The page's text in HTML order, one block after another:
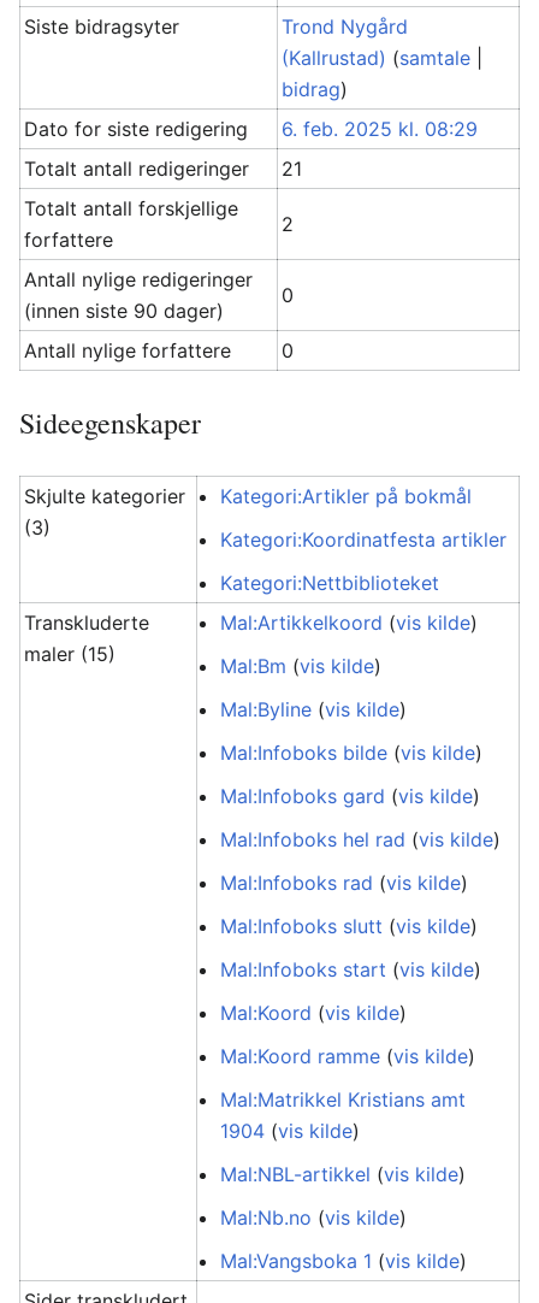
Siste bidragsyter
Trond Nygård
(Kallrustad) (samtale
bidrag)
Dato for siste redigering
6. feb. 2025 kl. 08:29
Totalt antall redigeringer
21
Totalt antall forskjellige
forfattere
2
Antall nylige redigeringer
(innen siste 90 dager)
0
Antall nylige forfattere 0
Sideegenskaper
Skjulte kategorier
(3)
Kategori:Artikler på bokmål
Kategori:Koordinatfesta artikler
Kategori:Nettbiblioteket
Transkluderte
maler (15)
Mal:Artikkelkoord (vis kilde)
Mal:Bm (vis kilde)
Mal:Byline (vis kilde)
Mal:Infoboks bilde (vis kilde)
Mal:Infoboks gard (vis kilde)
Mal:Infoboks hel rad (vis kilde)
Mal:Infoboks rad (vis kilde)
Mal:Infoboks slutt (vis kilde)
Mal:Infoboks start (vis kilde)
Mal:Koord (vis kilde)
Mal:Koord ramme (vis kilde)
Mal:Matrikkel Kristians amt
1904 (vis kilde)
Mal:NBL-artikkel (vis kilde)
Mal:Nb.no (vis kilde)
Mal:Vangsboka 1 (vis kilde)